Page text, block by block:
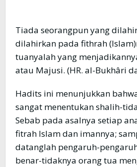
Tiada seorangpun yang
dilahirkan pada fithrah
tuanyalah yang
atau Majusi. (HR. al-Bukhâri
Hadits ini menunjukkan
sangat menentukan shalih-
Sebab pada asalnya setiap
fitrah Islam dan imannya;
datanglah pengaruh-
benar-tidaknya orang tua